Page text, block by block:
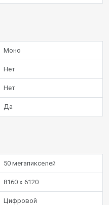
Моно
Нет
Нет
Да
50 мегапикселей
8160 x 6120
Цифровой